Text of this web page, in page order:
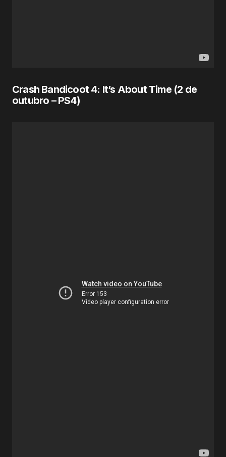
Crash Bandicoot 4: It’s About Time (2 de
outubro – PS4)